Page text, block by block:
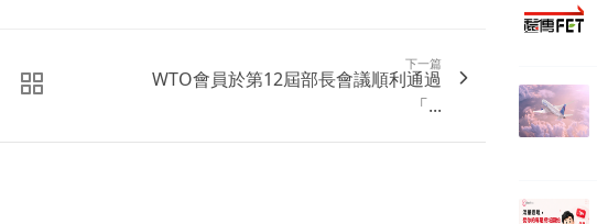
下一篇
WTO會員於第12屆部長會議順利通過
「...